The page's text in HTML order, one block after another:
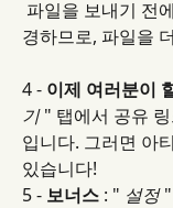
경하므로, 파일을
4 - 이제 여러분이
기 " 탭에서 공유
입니다. 그러면 아
있습니다!
5 - 보너스 : " 설정 "